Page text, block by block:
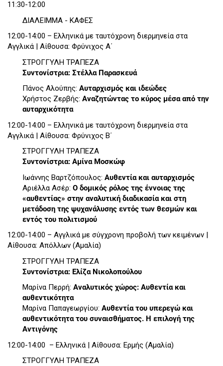
11:30-12:00
ΔΙΑΛΕΙΜΜΑ - ΚΑΦΕΣ
12:00-14:00 – Ελληνικά με ταυτόχρονη διερμηνεία στα
Αγγλικά | Αίθουσα: Φρύνιχος Α΄
ΣΤΡΟΓΓΥΛΗ ΤΡΑΠΕΖΑ
Συντονίστρια: Στέλλα Παρασκευά
Πάνος Αλούπης: Αυταρχισμός και ιδεώδες
Χρήστος Ζερβής: Αναζητώντας το κύρος μέσα από την
αυταρχικότητα
12:00-14:00 – Ελληνικά με ταυτόχρονη διερμηνεία στα
Αγγλικά | Αίθουσα: Φρύνιχος Β΄
ΣΤΡΟΓΓΥΛΗ ΤΡΑΠΕΖΑ
Συντονίστρια: Αμίνα Μοσκώφ
Ιωάννης Βαρτζόπουλος: Αυθεντία και αυταρχισμός
Αριέλλα Ασέρ: Ο δομικός ρόλος της έννοιας της
«αυθεντίας» στην αναλυτική διαδικασία και στη
μετάδοση της ψυχανάλυσης εντός των θεσμών και
εντός του πολιτισμού
12:00-14:00 – Αγγλικά με σύγχρονη προβολή των κειμένων |
Αίθουσα: Απόλλων (Αμαλία)
ΣΤΡΟΓΓΥΛΗ ΤΡΑΠΕΖΑ
Συντονίστρια: Ελίζα Νικολοπούλου
Μαρίνα Περρή: Αναλυτικός χώρος: Αυθεντία και
αυθεντικότητα
Μαρίνα Παπαγεωργίου: Αυθεντία του υπερεγώ και
αυθεντικότητα του συναισθήματος. Η επιλογή της
Αντιγόνης
12:00-14:00 – Ελληνικά | Αίθουσα: Ερμής (Αμαλία)
ΣΤΡΟΓΓΥΛΗ ΤΡΑΠΕΖΑ